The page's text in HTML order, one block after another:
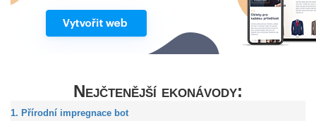
Nejčtenější ekonávody:
1. Přírodní impregnace bot